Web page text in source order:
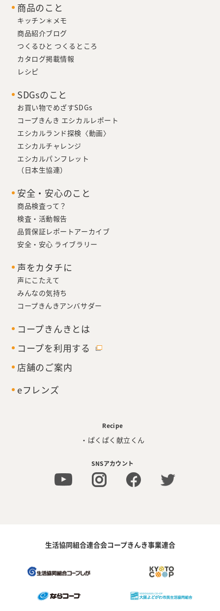
商品のこと
キッチン＊メモ
商品紹介ブログ
つくるひと つくるところ
カタログ掲載情報
レシピ
SDGsのこと
お買い物でめざすSDGs
コープきんき エシカルレポート
エシカルランド探検〈動画〉
エシカルチャレンジ
エシカルパンフレット
（日本生協連）
安全・安心のこと
商品検査って？
検査・活動報告
品質保証レポートアーカイブ
安全・安心 ライブラリー
声をカタチに
声にこたえて
みんなの気持ち
コープきんきアンバサダー
コープきんきとは
コープを利用する
店舗のご案内
eフレンズ
Recipe
・ぱくぱく献立くん
SNSアカウント
生活協同組合連合会コープきんき事業連合